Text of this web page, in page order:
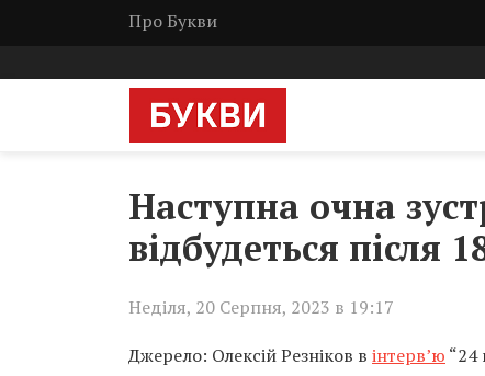
Про Букви
Наступна очна
відбудеться після
Неділя, 20 Серпня, 2023 в 19:17
Джерело: Олексій Резніков в інтерв’ю “24